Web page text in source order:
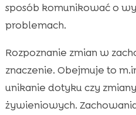
sposób komunikować o
problemach.
Rozpoznanie zmian w
znaczenie. Obejmuje to
unikanie dotyku czy
żywieniowych.